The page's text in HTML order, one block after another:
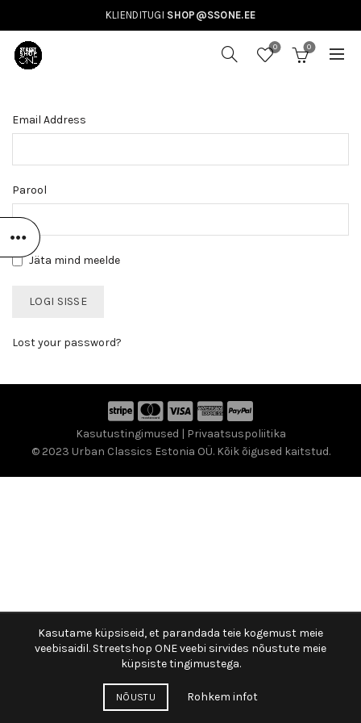
KLIENDITUGI SHOP@SSONE.EE
0 0
Email Address
Parool
Jäta mind meelde
Lost your password?
Kasutustingimused | Privaatsuspoliitika
© 2023 Urban Classics Estonia OÜ. Kõik õigused kaitstud.
Kasutame küpsiseid, et parandada teie kogemust meie
veebisaidil. Streetshop ONE veebi sirvides nõustute meie
küpsiste tingimustega.
NÕUSTU Rohkem infot